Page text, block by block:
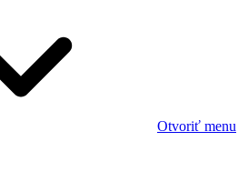
Otvoriť menu